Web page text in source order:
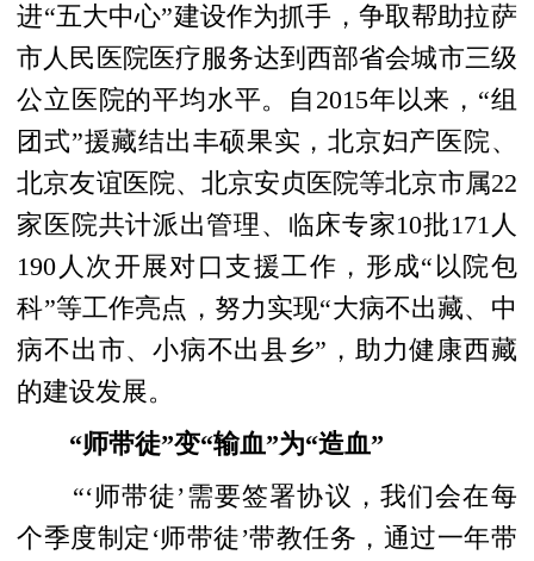
进“五大中心”建设作为抓手，争取帮助拉萨
市人民医院医疗服务达到西部省会城市三级
公立医院的平均水平。自2015年以来，“组
团式”援藏结出丰硕果实，北京妇产医院、
北京友谊医院、北京安贞医院等北京市属22
家医院共计派出管理、临床专家10批171人
190人次开展对口支援工作，形成“以院包
科”等工作亮点，努力实现“大病不出藏、中
病不出市、小病不出县乡”，助力健康西藏
的建设发展。
“师带徒”变“输血”为“造血”
“‘师带徒’需要签署协议，我们会在每
个季度制定‘师带徒’带教任务，通过一年带